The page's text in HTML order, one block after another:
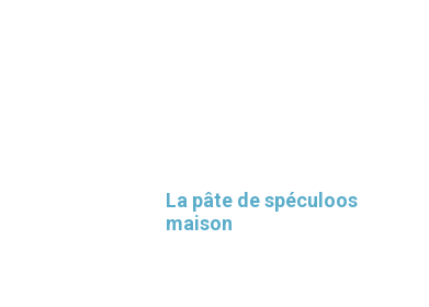
La pâte de spéculoos
maison